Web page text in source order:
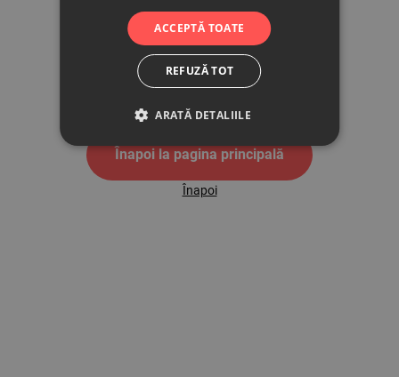
500
Înapoi la pagina principală
Înapoi
ACCEPTĂ TOATE
REFUZĂ TOT
ARATĂ DETALIILE